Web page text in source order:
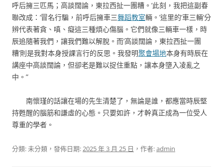
呼后擁三匹馬；高談闊論，東拉西扯一團糟。’此刻，我把這副春
聯改成：‘冒名行騙，前呼后擁車三舞蹈教室輛。’這里的‘車三輛’分
辨代表著貪、嗔、癡這三種煩心傷腦。它們就像三輛車一樣，時
辰追隨著我們，讓我們難以解脫。而‘高談闊論，東拉西扯一團
糟’則是我對本身授課言行的反思。我發明聚會場地本身有時辰在
講座中高談闊論，但卻老是難以捉住重點，讓本身墮入凌亂之
中。”
南懷瑾的話讓在場的先生清楚了，無論是誰，都應當時辰堅
持甦醒的腦筋和謙虛的心態。只要如許，才幹真正成為一位受人
尊重的學者。
分類: 未分類，發佈日期:2025 年 3 月 25 日 ，作者:admin